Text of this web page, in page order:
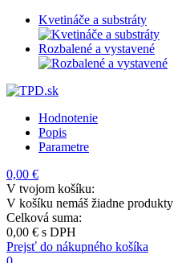
Kvetináče a substráty
Rozbalené a vystavené
Hodnotenie
Popis
Parametre
0,00 €
V tvojom košíku:
V košíku nemáš žiadne produkty
Celková suma:
0,00 € s DPH
Prejsť do nákupného košíka